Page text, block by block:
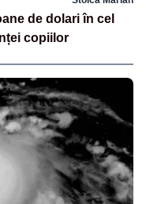
de dolari în cel
copiilor